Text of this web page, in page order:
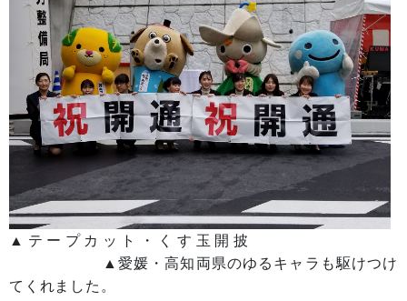
▲テープカット・くす玉開披
▲愛媛・高知両県のゆるキャラも駆けつけ
てくれました。